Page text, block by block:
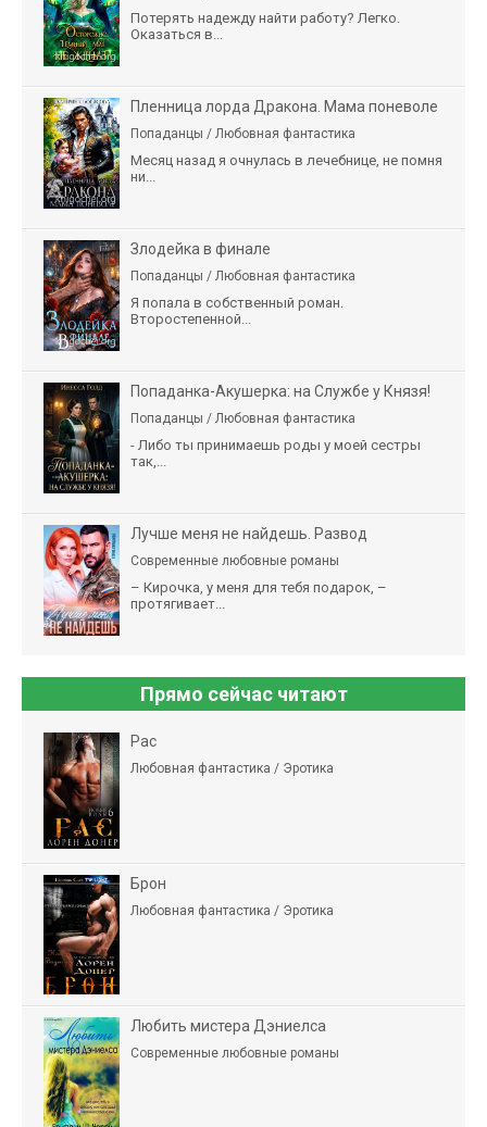
Потерять надежду найти работу? Легко.
Оказаться в...
Пленница лорда Дракона. Мама поневоле
Попаданцы / Любовная фантастика
Месяц назад я очнулась в лечебнице, не помня
ни...
Злодейка в финале
Попаданцы / Любовная фантастика
Я попала в собственный роман.
Второстепенной...
Попаданка-Акушерка: на Службе у Князя!
Попаданцы / Любовная фантастика
- Либо ты принимаешь роды у моей сестры
так,...
Лучше меня не найдешь. Развод
Современные любовные романы
– Кирочка, у меня для тебя подарок, –
протягивает...
Прямо сейчас читают
Рас
Любовная фантастика / Эротика
Брон
Любовная фантастика / Эротика
Любить мистера Дэниелса
Современные любовные романы